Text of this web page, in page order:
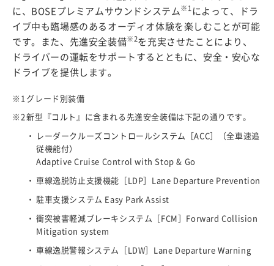
に、BOSEプレミアムサウンドシステム ※1 によって、ドラ
イブ中も臨場感のあるオーディオ体験を楽しむことが可能
です。また、先進安全装備※2を充実させたことにより、
ドライバーの運転をサポートするとともに、安全・安心な
ドライブを提供します。
グレード別装備
新型『コルト』に含まれる先進安全装備は下記の通りです。
レーダークルーズコントロールシステム［ACC］（全車速追
従機能付）
Adaptive Cruise Control with Stop & Go
車線逸脱防止支援機能［LDP］Lane Departure Prevention
駐車支援システム Easy Park Assist
衝突被害軽減ブレーキシステム［FCM］Forward Collision
Mitigation system
車線逸脱警報システム［LDW］Lane Departure Warning